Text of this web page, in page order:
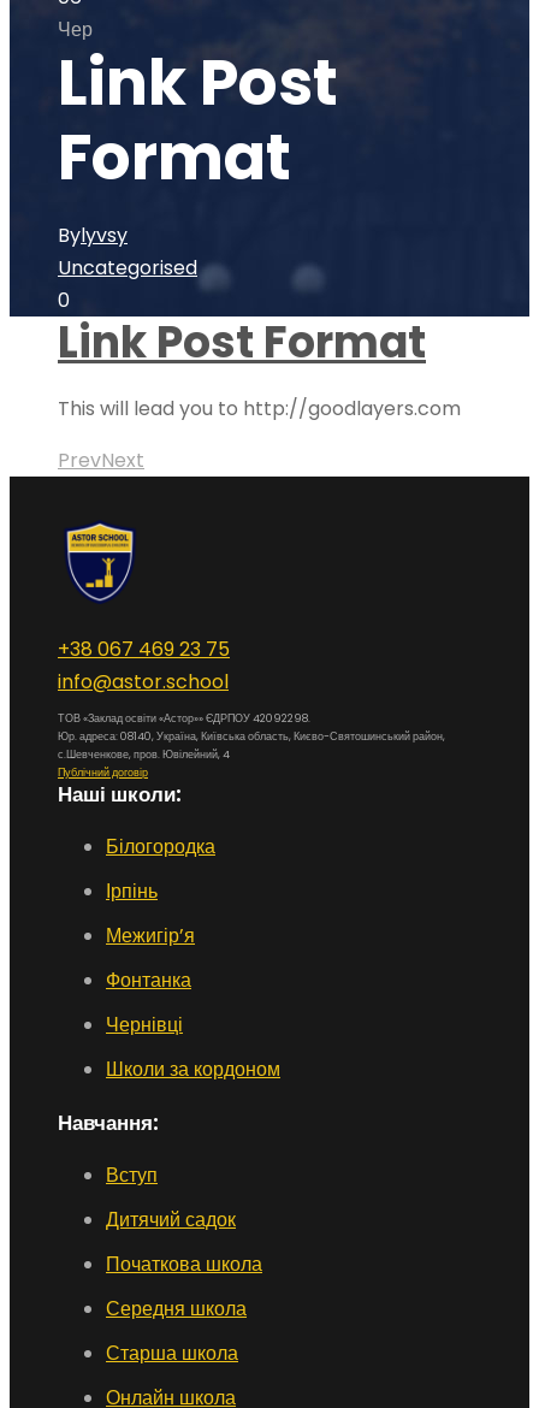
Чер
Link Post
Format
Bylyvsy
Uncategorised
0
Link Post Format
This will lead you to http://goodlayers.com
PrevNext
+38 067 469 23 75
info@astor.school
ТОВ «Заклад освіти «Астор»» ЄДРПОУ 42092298.
Юр. адреса: 08140, Україна, Київська область, Києво-Святошинський район,
с.Шевченкове, пров. Ювілейний, 4
Публічний договір
Наші школи:
Білогородка
Ірпінь
Межигір’я
Фонтанка
Чернівці
Школи за кордоном
Навчання:
Вступ
Дитячий садок
Початкова школа
Середня школа
Старша школа
Онлайн школа